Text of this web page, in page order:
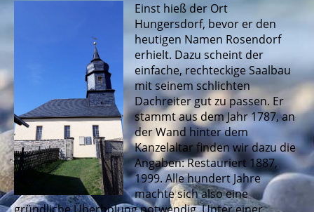
Einst hieß der Ort
Hungersdorf, bevor er den
heutigen Namen Rosendorf
erhielt. Dazu scheint der
einfache, rechteckige Saalbau
mit seinem schlichten
Dachreiter gut zu passen. Er
stammt aus dem Jahr 1787, an
der Wand hinter dem
Kanzelaltar finden wir dazu die
Angaben: Restauriert 1887,
1999. Alle hundert Jahre
machte sich also eine